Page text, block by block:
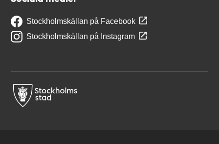
Stockholmskällan på Facebook
Stockholmskällan på Instagram